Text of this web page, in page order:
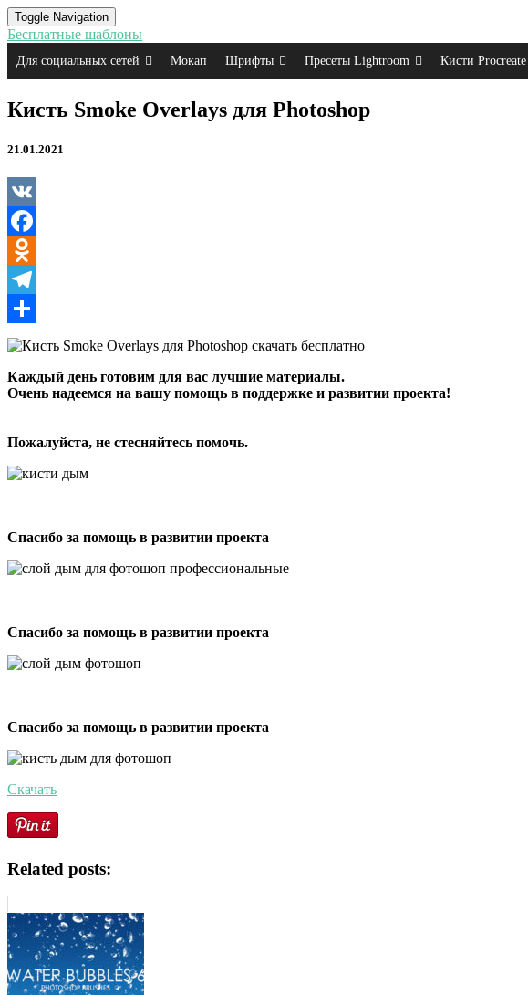
Toggle Navigation
Бесплатные шаблоны
Для социальных сетей Мокап Шрифты Пресеты Lightroom Кисти Procreate
Кисть
Smoke
для
Кисть Smoke Overlays для Photoshop
21.01.2021
VK
Facebook
Odnoklassniki
Telegram
Отправить
Каждый день готовим для вас лучшие материалы.
Очень надеемся на вашу помощь в поддержке и развитии проекта!
Пожалуйста, не стесняйтесь помочь.
Спасибо за помощь в развитии проекта
Спасибо за помощь в развитии проекта
Спасибо за помощь в развитии проекта
Скачать
Related posts: